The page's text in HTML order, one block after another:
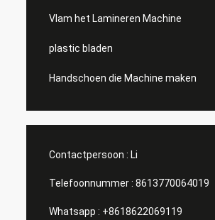
Vlam het Lamineren Machine
plastic bladen
Handschoen die Machine maken
Contactpersoon : Li
Telefoonnummer : 8613770064019
Whatsapp : +8618622069119